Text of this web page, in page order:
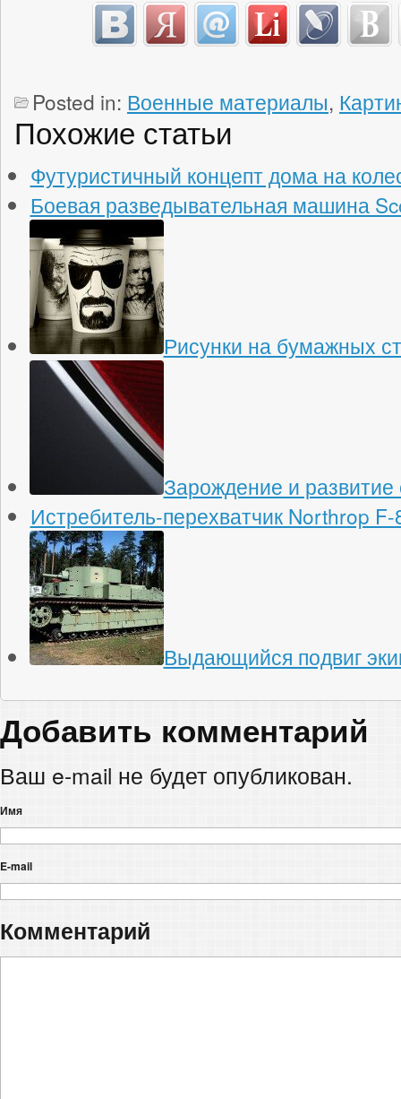
Posted in: Военные материалы,
Похожие статьи
Футуристичный концепт дома на
Боевая разведывательная машина
Рисунки на бумажных
Зарождение и
Истребитель-перехватчик Northrop
Выдающийся подвиг
Добавить комментарий
Ваш e-mail не будет опубликован.
Имя
E-mail
Комментарий